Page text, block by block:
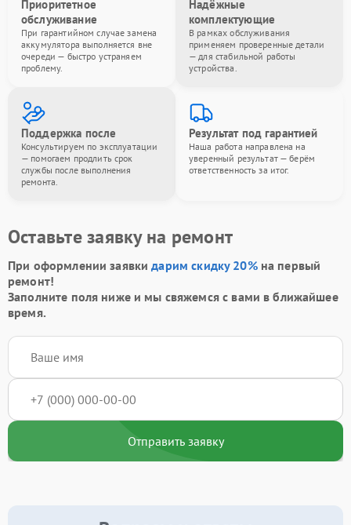
Приоритетное
обслуживание
При гарантийном случае замена
аккумулятора выполняется вне
очереди — быстро устраняем
проблему.
Надёжные
комплектующие
В рамках обслуживания
применяем проверенные детали
— для стабильной работы
устройства.
Поддержка после
Консультируем по эксплуатации
— помогаем продлить срок
службы после выполнения
ремонта.
Результат под гарантией
Наша работа направлена на
уверенный результат — берём
ответственность за итог.
Оставьте заявку на ремонт
При оформлении заявкидарим скидку 20%на первый
ремонт!
Заполните поля ниже и мы свяжемся с вами в ближайшее
время.
Отправить заявку